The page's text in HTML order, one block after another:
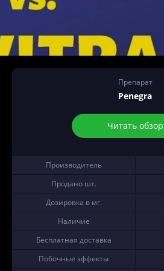
Препарат
Penegra
Читать обзор
Производитель
Продано шт.
Дозировка в мг.
Наличие
Бесплатная доставка
Побочные эффекты